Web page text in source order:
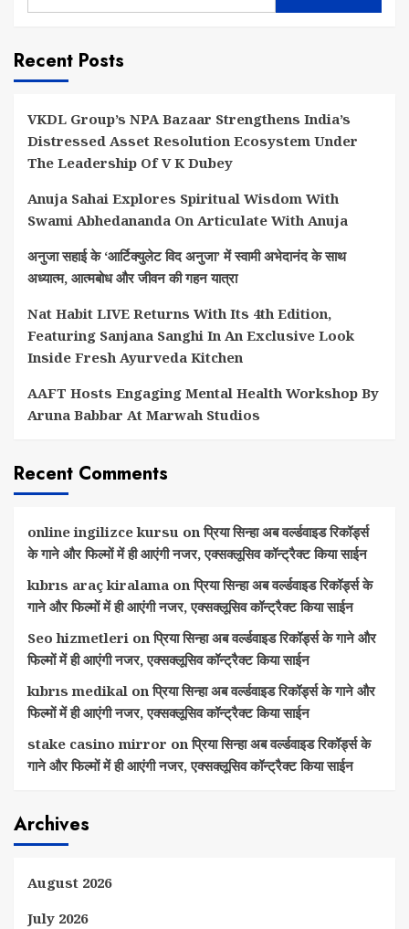
Recent Posts
VKDL Group’s NPA Bazaar Strengthens India’s
Distressed Asset Resolution Ecosystem Under
The Leadership Of V K Dubey
Anuja Sahai Explores Spiritual Wisdom With
Swami Abhedananda On Articulate With Anuja
अनुजा सहाई के ‘आर्टिक्युलेट विद अनुजा’ में स्वामी अभेदानंद के साथ
अध्यात्म, आत्मबोध और जीवन की गहन यात्रा
Nat Habit LIVE Returns With Its 4th Edition,
Featuring Sanjana Sanghi In An Exclusive Look
Inside Fresh Ayurveda Kitchen
AAFT Hosts Engaging Mental Health Workshop By
Aruna Babbar At Marwah Studios
Recent Comments
online ingilizce kursu onप्रिया सिन्हा अब वर्ल्डवाइड रिकॉर्ड्स
के गाने और फिल्मों में ही आएंगी नजर, एक्सक्लूसिव कॉन्ट्रैक्ट किया साईन
kıbrıs araç kiralama onप्रिया सिन्हा अब वर्ल्डवाइड रिकॉर्ड्स के
गाने और फिल्मों में ही आएंगी नजर, एक्सक्लूसिव कॉन्ट्रैक्ट किया साईन
Seo hizmetleri onप्रिया सिन्हा अब वर्ल्डवाइड रिकॉर्ड्स के गाने और
फिल्मों में ही आएंगी नजर, एक्सक्लूसिव कॉन्ट्रैक्ट किया साईन
kıbrıs medikal onप्रिया सिन्हा अब वर्ल्डवाइड रिकॉर्ड्स के गाने और
फिल्मों में ही आएंगी नजर, एक्सक्लूसिव कॉन्ट्रैक्ट किया साईन
stake casino mirror onप्रिया सिन्हा अब वर्ल्डवाइड रिकॉर्ड्स के
गाने और फिल्मों में ही आएंगी नजर, एक्सक्लूसिव कॉन्ट्रैक्ट किया साईन
Archives
August 2026
July 2026